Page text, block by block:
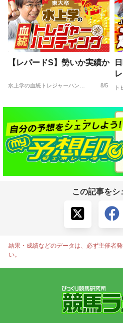
【レパードS】勢いか実績か
水上学の血統トレジャーハンティング 8/5 ト
この記事をシ
結果・成績などのデータは、必ず主催者
い。